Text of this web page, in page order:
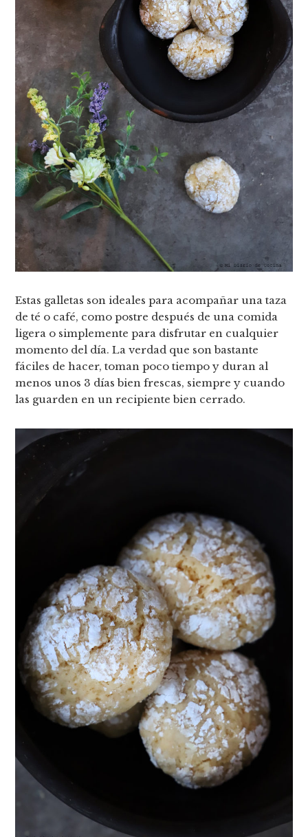
Estas galletas son ideales para acompañar una taza
de té o café, como postre después de una comida
ligera o simplemente para disfrutar en cualquier
momento del día. La verdad que son bastante
fáciles de hacer, toman poco tiempo y duran al
menos unos 3 días bien frescas, siempre y cuando
las guarden en un recipiente bien cerrado.